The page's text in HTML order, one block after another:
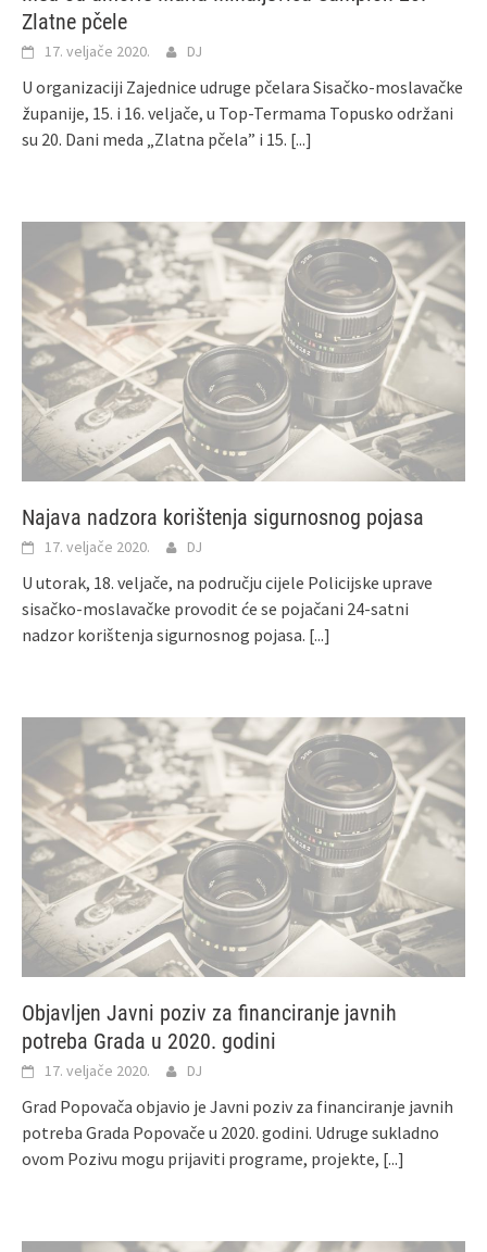
Zlatne pčele
17. veljače 2020. DJ
U organizaciji Zajednice udruge pčelara Sisačko-moslavačke
županije, 15. i 16. veljače, u Top-Termama Topusko održani
su 20. Dani meda „Zlatna pčela” i 15. [...]
Najava nadzora korištenja sigurnosnog pojasa
17. veljače 2020. DJ
U utorak, 18. veljače, na području cijele Policijske uprave
sisačko-moslavačke provodit će se pojačani 24-satni
nadzor korištenja sigurnosnog pojasa. [...]
Objavljen Javni poziv za financiranje javnih
potreba Grada u 2020. godini
17. veljače 2020. DJ
Grad Popovača objavio je Javni poziv za financiranje javnih
potreba Grada Popovače u 2020. godini. Udruge sukladno
ovom Pozivu mogu prijaviti programe, projekte, [...]